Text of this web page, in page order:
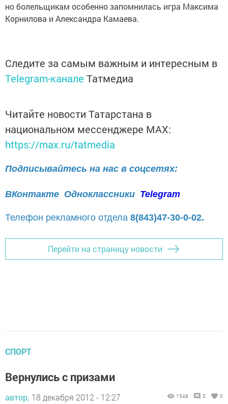
но болельщикам особенно запомнилась игра Максима
Корнилова и Александра Камаева.
Следите за самым важным и интересным в
Telegram-канале Татмедиа
Читайте новости Татарстана в
национальном мессенджере MАХ:
https://max.ru/tatmedia
Подписывайтесь на нас в соцсетях:
ВКонтакте Одноклассники Telegram
Телефон рекламного отдела 8(843)47-30-0-02.
Перейти на страницу новости
СПОРТ
Вернулись с призами
автор, 18 декабря 2012 - 12:27 1549 0 0